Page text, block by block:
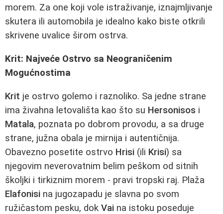
morem. Za one koji vole istraživanje, iznajmljivanje
skutera ili automobila je idealno kako biste otkrili
skrivene uvalice širom ostrva.
Krit: Najveće Ostrvo sa Neograničenim
Mogućnostima
Krit je ostrvo golemo i raznoliko. Sa jedne strane
ima živahna letovališta kao što su Hersonisos i
Matala, poznata po dobrom provodu, a sa druge
strane, južna obala je mirnija i autentičnija.
Obavezno posetite ostrvo Hrisi (ili Krisi) sa
njegovim neverovatnim belim peškom od sitnih
školjki i tirkiznim morem - pravi tropski raj. Plaža
Elafonisi na jugozapadu je slavna po svom
ružičastom pesku, dok Vai na istoku poseduje